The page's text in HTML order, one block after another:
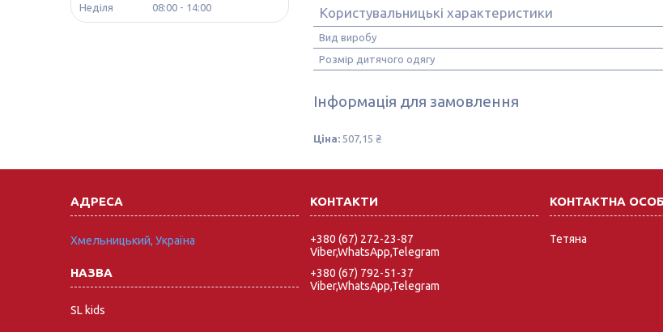
Користувальницькі характеристики
Вид виробу
Розмір дитячого одягу
Інформація для замовлення
Ціна: 507,15 ₴
Неділя
08:00 14:00
Хмельницький, Україна
SL kids
+380 (67) 272-23-87
Viber,WhatsApp,Telegram
+380 (67) 792-51-37
Viber,WhatsApp,Telegram
Тетяна